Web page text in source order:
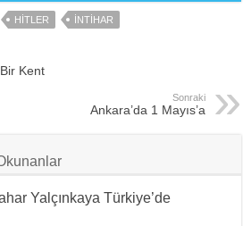
HITLER INTIHAR
Kent
Sonraki
Ankara’da 1 Mayıs’a
Yalçınkaya Türkiye’de